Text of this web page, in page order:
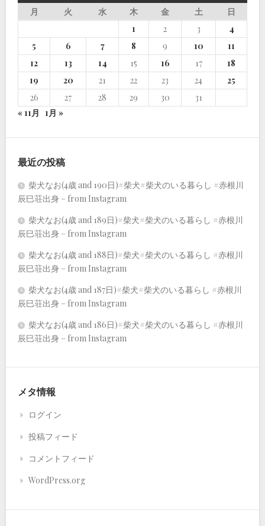
月
火 水 木 金 土
日
1
2 3
4
5
6 7 8 9 10
11
12
13 14 15 16 17
18
19
20 21 22 23 24
25
26
27 28 29 30
31
« 11月 1月 »
最近の投稿
柴犬なお(4歳 and 190日)#柴犬#柴犬のいる暮らし #赤根川
辰巳荘出身 – from Instagram
柴犬なお(4歳 and 189日)#柴犬#柴犬のいる暮らし #赤根川
辰巳荘出身 – from Instagram
柴犬なお(4歳 and 188日)#柴犬#柴犬のいる暮らし #赤根川
辰巳荘出身 – from Instagram
柴犬なお(4歳 and 187日)#柴犬#柴犬のいる暮らし #赤根川
辰巳荘出身 – from Instagram
柴犬なお(4歳 and 186日)#柴犬#柴犬のいる暮らし #赤根川
辰巳荘出身 – from Instagram
メタ情報
ログイン
投稿フィード
コメントフィード
WordPress.org